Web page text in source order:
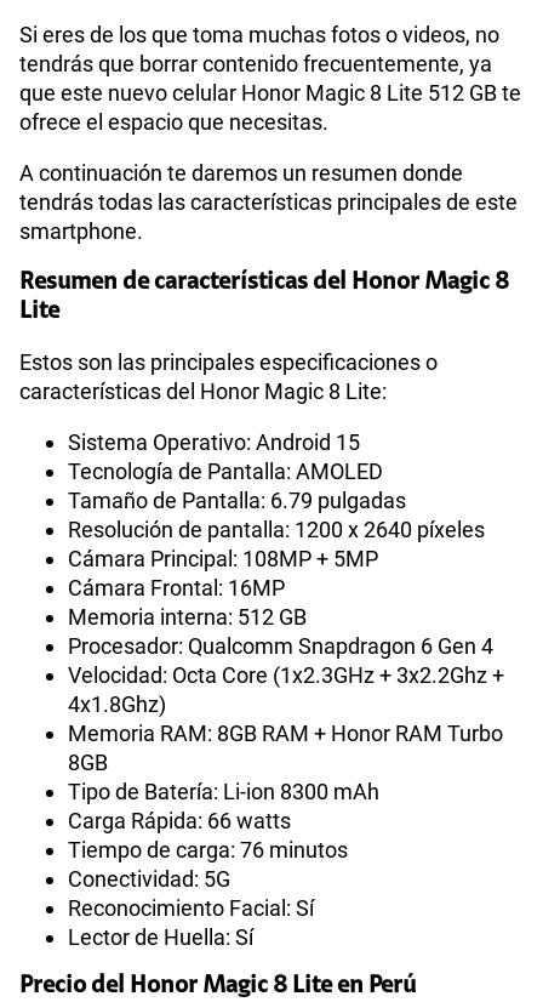
Si eres de los que toma muchas fotos o videos, no
tendrás que borrar contenido frecuentemente, ya
que este nuevo celular Honor Magic 8 Lite 512 GB te
ofrece el espacio que necesitas.
A continuación te daremos un resumen donde
tendrás todas las características principales de este
smartphone.
Resumen de características del Honor Magic 8
Lite
Estos son las principales especificaciones o
características del Honor Magic 8 Lite:
Sistema Operativo: Android 15
Tecnología de Pantalla: AMOLED
Tamaño de Pantalla: 6.79 pulgadas
Resolución de pantalla: 1200 x 2640 píxeles
Cámara Principal: 108MP + 5MP
Cámara Frontal: 16MP
Memoria interna: 512 GB
Procesador: Qualcomm Snapdragon 6 Gen 4
Velocidad: Octa Core (1x2.3GHz + 3x2.2Ghz +
4x1.8Ghz)
Memoria RAM: 8GB RAM + Honor RAM Turbo
8GB
Tipo de Batería: Li-ion 8300 mAh
Carga Rápida: 66 watts
Tiempo de carga: 76 minutos
Conectividad: 5G
Reconocimiento Facial: Sí
Lector de Huella: Sí
Precio del Honor Magic 8 Lite en Perú